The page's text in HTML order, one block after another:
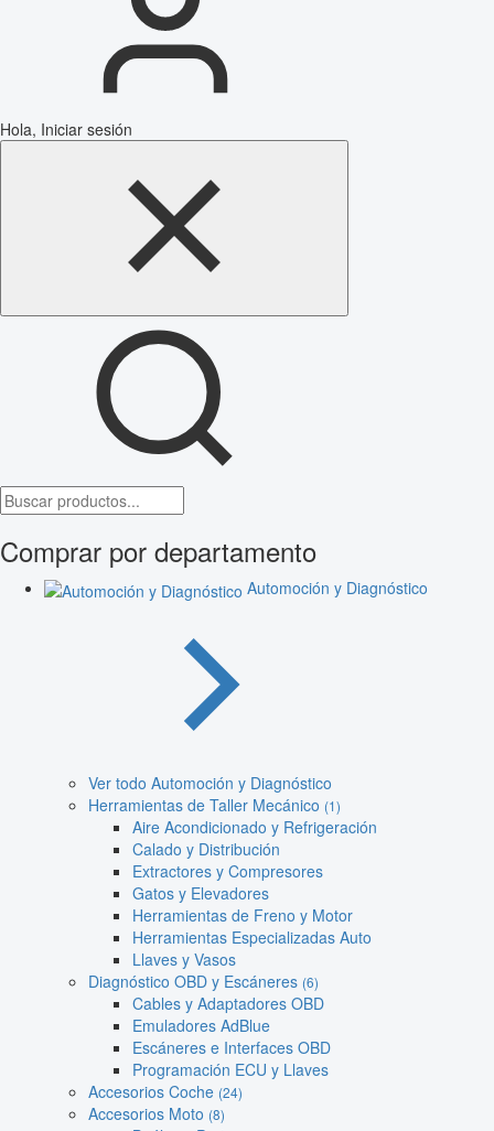
Hola, Iniciar sesión
Comprar por departamento
Automoción y Diagnóstico
Ver todo Automoción y Diagnóstico
Herramientas de Taller Mecánico (1)
Aire Acondicionado y Refrigeración
Calado y Distribución
Extractores y Compresores
Gatos y Elevadores
Herramientas de Freno y Motor
Herramientas Especializadas Auto
Llaves y Vasos
Diagnóstico OBD y Escáneres (6)
Cables y Adaptadores OBD
Emuladores AdBlue
Escáneres e Interfaces OBD
Programación ECU y Llaves
Accesorios Coche (24)
Accesorios Moto (8)